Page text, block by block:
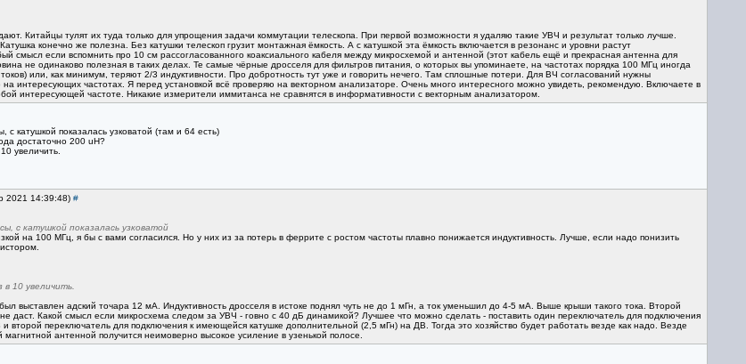
Китайцы тулят их туда только для упрощения задачи коммутации телескопа. При первой возможности я удаляю такие УВЧ и результат только лучше.
конечно же полезна. Без катушки телескоп грузит монтажная ёмкость. А с катушкой эта ёмкость включается в резонанс и уровни растут
смысл если вспомнить про 10 см рассогласованного коаксиального кабеля между микросхемой и антенной (этот кабель ещё и прекрасная антенна для
не одинаково полезная в таких делах. Те самые чёрные дросселя для фильтров питания, о которых вы упоминаете, на частотах порядка 100 МГц иногда
или, как минимум, теряют 2/3 индуктивности. Про добротность тут уже и говорить нечего. Там сплошные потери. Для ВЧ согласований нужны
интересующих частотах. Я перед установкой всё проверяю на векторном анализаторе. Очень много интересного можно увидеть, рекомендую. Включаете в
интересующей частоте. Никакие измерители иммитанса не сравнятся в информативности с векторным анализатором.
катушкой показалась узковатой (там и 64 есть)
достаточно 200 uH?
увеличить.
2021 14:39:48) #
с катушкой показалась узковатой
на 100 МГц, я бы с вами согласился. Но у них из за потерь в феррите с ростом частоты плавно понижается индуктивность. Лучше, если надо понизить
10 увеличить.
выставлен адский точара 12 мА. Индуктивность дросселя в истоке поднял чуть не до 1 мГн, а ток уменьшил до 4-5 мА. Выше крыши такого тока. Второй
даст. Какой смысл если микросхема следом за УВЧ - говно с 40 дБ динамикой? Лучшее что можно сделать - поставить один переключатель для подключения
переключатель для подключения к имеющейся катушке дополнительной (2,5 мГн) на ДВ. Тогда это хозяйство будет работать везде как надо. Везде
антенной получится неимоверно высокое усиление в узенькой полосе.